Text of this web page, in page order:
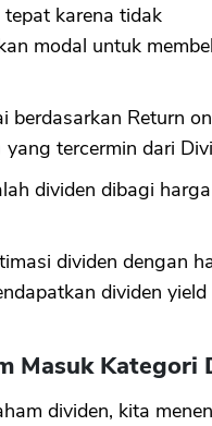
karena tidak
modal untuk
berdasarkan Return on
tercermin dari
dividen dibagi
dividen dengan
dividen
Masuk Kategori
dividen, kita